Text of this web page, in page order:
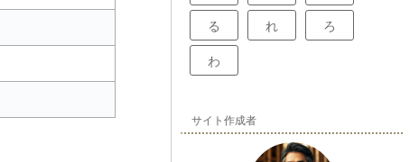
る れ ろ
わ
サイト作成者